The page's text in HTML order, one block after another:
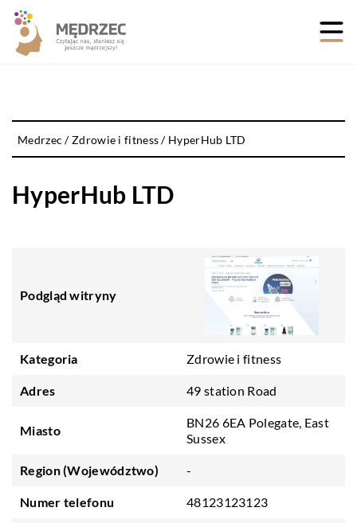
Medrzec /Zdrowie i fitness/ HyperHub LTD
HyperHub LTD
Podgląd witryny
Kategoria Zdrowie i fitness
Adres 49 station Road
Miasto
BN26 6EA Polegate, East
Sussex
Region (Województwo) -
Numer telefonu 48123123123